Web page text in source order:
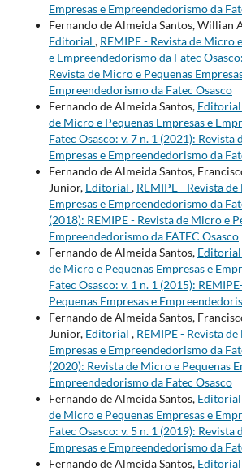
Empresas e Empreendedorismo da
Fernando de Almeida Santos, Willian
Editorial , REMIPE - Revista de Micro
e Empreendedorismo da Fatec
Revista de Micro e Pequenas
Empreendedorismo da Fatec Osasco
Fernando de Almeida Santos, Editorial
de Micro e Pequenas Empresas e
Fatec Osasco: v. 7 n. 1 (2021): Revista
Empresas e Empreendedorismo da
Fernando de Almeida Santos,
Junior, Editorial , REMIPE - Revista
Empresas e Empreendedorismo da
(2018): REMIPE - Revista de Micro e
Empreendedorismo da FATEC Osasco
Fernando de Almeida Santos, Editorial
de Micro e Pequenas Empresas e
Fatec Osasco: v. 1 n. 1 (2015):
Pequenas Empresas e
Fernando de Almeida Santos,
Junior, Editorial , REMIPE - Revista
Empresas e Empreendedorismo da
(2020): Revista de Micro e Pequenas
Empreendedorismo da Fatec Osasco
Fernando de Almeida Santos, Editorial
de Micro e Pequenas Empresas e
Fatec Osasco: v. 5 n. 1 (2019): Revista
Empresas e Empreendedorismo da
Fernando de Almeida Santos, Editorial